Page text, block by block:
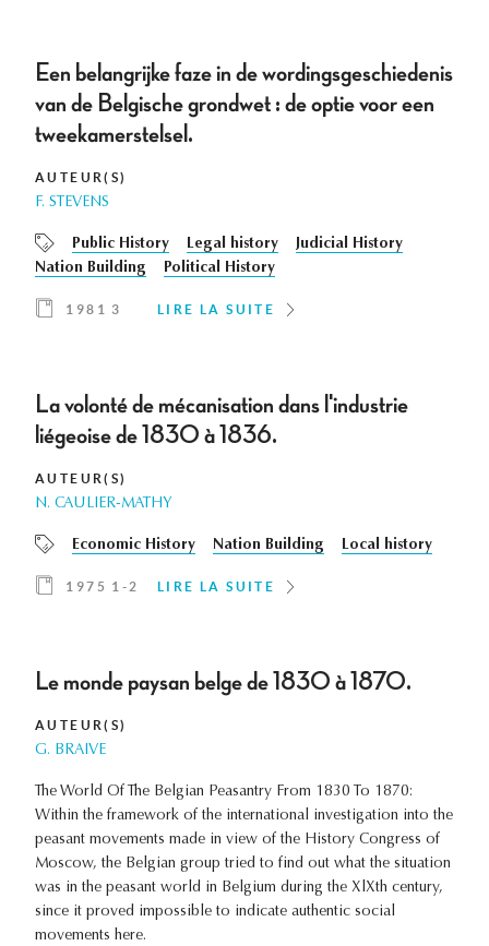
Een belangrijke faze in de wordingsgeschiedenis
van de Belgische grondwet : de optie voor een
tweekamerstelsel.
AUTEUR(S)
F. STEVENS
Public History Legal history
Judicial History
Nation Building
Political History
1981 3 LIRE LA SUITE
La volonté de mécanisation dans l'industrie
liégeoise de 1830 à 1836.
AUTEUR(S)
N. CAULIER-MATHY
Economic History Nation Building Local history
1975 1-2 LIRE LA SUITE
Le monde paysan belge de 1830 à 1870.
AUTEUR(S)
G. BRAIVE
The World Of The Belgian Peasantry From 1830 To 1870:
Within the framework of the international investigation into the
peasant movements made in view of the History Congress of
Moscow, the Belgian group tried to find out what the situation
was in the peasant world in Belgium during the XlXth century,
since it proved impossible to indicate authentic social
movements here.